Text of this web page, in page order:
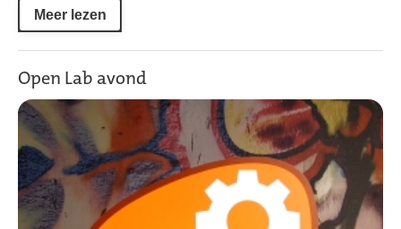
Meer lezen
Open Lab avond